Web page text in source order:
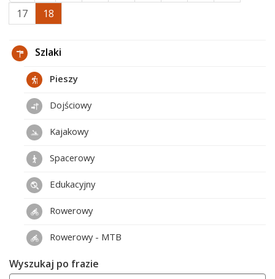
17
18
Szlaki
Pieszy
Dojściowy
Kajakowy
Spacerowy
Edukacyjny
Rowerowy
Rowerowy - MTB
Wyszukaj po frazie